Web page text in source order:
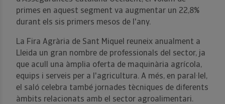
primes en aquest segment va augmentar un 22,8%
durant els sis primers mesos de l'any.
La Fira Agrària de Sant Miquel reuneix anualment a
Lleida un gran nombre de professionals del sector, ja
que acull una àmplia oferta de maquinària agrícola,
equips i serveis per a l'agricultura. A més, en paral·lel,
el saló celebra també jornades tècniques de diferents
àmbits relacionats amb el sector agroalimentari.